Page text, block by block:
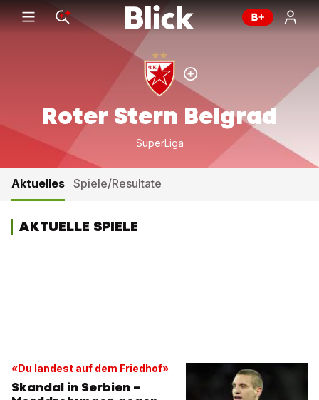
Roter Stern Belgrad
SuperLiga
Aktuelles Spiele/Resultate
AKTUELLE SPIELE
«Du landest auf dem Friedhof»
Skandal in Serbien –